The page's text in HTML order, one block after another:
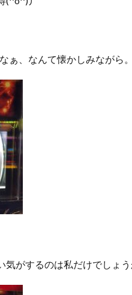
ぁ、なんて懐かしみながら。
がするのは私だけでしょう